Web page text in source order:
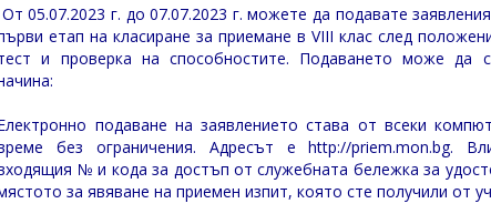
От 05.07.2023 г. до 07.07.2023 г. можете да подавате
етап на класиране за приемане в VIII клас след
и проверка на способностите. Подаването може да
подаване на заявлението става от всеки
без ограничения. Адресът еhttp://priem.mon.bg.
№ и кода за достъп от служебната бележка за
за явяване на приемен изпит, която сте получили от